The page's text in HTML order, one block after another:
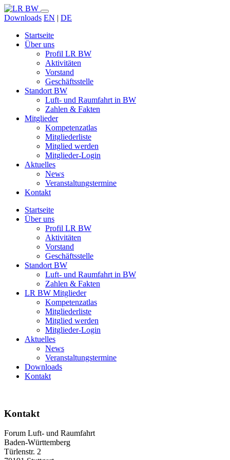
Downloads EN | DE
Startseite
Über uns
Profil LR BW
Aktivitäten
Vorstand
Geschäftsstelle
Standort BW
Luft- und Raumfahrt in BW
Zahlen & Fakten
Mitglieder
Kompetenzatlas
Mitgliederliste
Mitglied werden
Mitglieder-Login
Aktuelles
News
Veranstaltungstermine
Kontakt
Startseite
Über uns
Profil LR BW
Aktivitäten
Vorstand
Geschäftsstelle
Standort BW
Luft- und Raumfahrt in BW
Zahlen & Fakten
LR BW Mitglieder
Kompetenzatlas
Mitgliederliste
Mitglied werden
Mitglieder-Login
Aktuelles
News
Veranstaltungstermine
Downloads
Kontakt
Kontakt
Forum Luft- und Raumfahrt
Baden-Württemberg
Türlenstr. 2